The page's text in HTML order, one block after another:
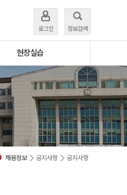
로그인 정보검색
현장실습
채용정보 공지사항 공지사항